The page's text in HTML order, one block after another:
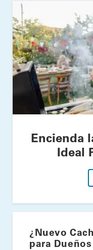
Encienda
Ideal
¿Nuevo
para